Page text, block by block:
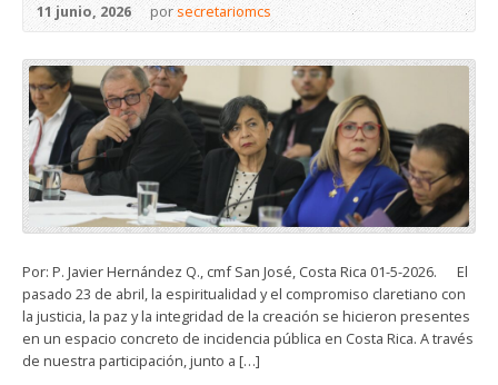
11 junio, 2026 porsecretariomcs
Por: P. Javier Hernández Q., cmf San José, Costa Rica 01-5-2026. El
pasado 23 de abril, la espiritualidad y el compromiso claretiano con
la justicia, la paz y la integridad de la creación se hicieron presentes
en un espacio concreto de incidencia pública en Costa Rica. A través
de nuestra participación, junto a […]